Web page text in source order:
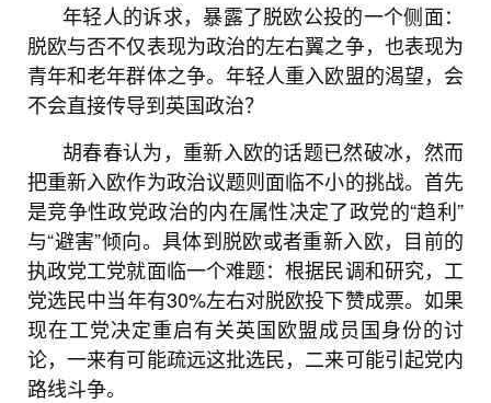
年轻人的诉求，暴露了脱欧公投的一个侧面：
脱欧与否不仅表现为政治的左右翼之争，也表现为
青年和老年群体之争。年轻人重入欧盟的渴望，会
不会直接传导到英国政治？
胡春春认为，重新入欧的话题已然破冰，然而
把重新入欧作为政治议题则面临不小的挑战。首先
是竞争性政党政治的内在属性决定了政党的“趋利”
与“避害”倾向。具体到脱欧或者重新入欧，目前的
执政党工党就面临一个难题：根据民调和研究，工
党选民中当年有30%左右对脱欧投下赞成票。如果
现在工党决定重启有关英国欧盟成员国身份的讨
论，一来有可能疏远这批选民，二来可能引起党内
路线斗争。